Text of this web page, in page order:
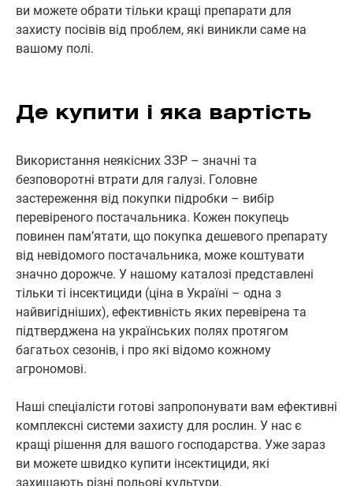
ви можете обрати тільки кращі препарати для
захисту посівів від проблем, які виникли саме на
вашому полі.
Де купити і яка вартість
Використання неякісних ЗЗР – значні та
безповоротні втрати для галузі. Головне
застереження від покупки підробки – вибір
перевіреного постачальника. Кожен покупець
повинен пам’ятати, що покупка дешевого препарату
від невідомого постачальника, може коштувати
значно дорожче. У нашому каталозі представлені
тільки ті інсектициди (ціна в Україні – одна з
найвигідніших), ефективність яких перевірена та
підтверджена на українських полях протягом
багатьох сезонів, і про які відомо кожному
агрономові.
Наші спеціалісти готові запропонувати вам ефективні
комплексні системи захисту для рослин. У нас є
кращі рішення для вашого господарства. Уже зараз
ви можете швидко купити інсектициди, які
захищають різні польові культури.